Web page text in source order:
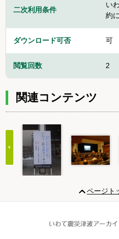
二次利用条件
い
約
ダウンロード可否 可
閲覧回数 2
関連コンテンツ
20
ページト